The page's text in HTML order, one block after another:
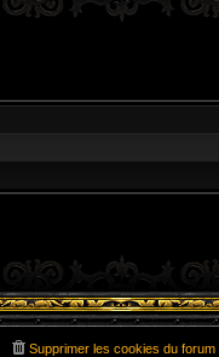
Supprimer les cookies du forum